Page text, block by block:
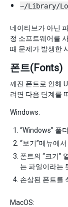
~/Library/
네이티브가 아닌
정 소프트웨어를
때 문제가 발생한
폰트(Fonts)
깨진 폰트로 인해
려면 다음 단계를
Windows:
“Windows” 폴
“보기”메뉴에
폰트의 “크기”
는 파일이라는
손상된 폰트를
MacOS: